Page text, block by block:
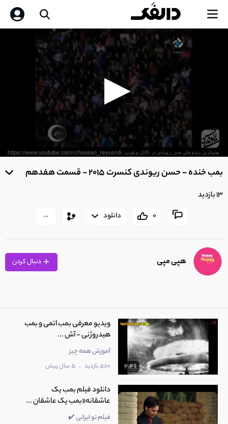
0
of بمب خنده - حسن ریوندی کنسرت 2015 - قسمت هفدهم
13 بازدید
0 دانلود
هپی مپی
4:46
ویدیو معرفی بمب اتمی و بمب
هیدروژنی - آش ...
آموزش همه چیز
580 بازدید . 5 سال پیش
دانلود فیلم بمب یک
عاشقانه«بمب یک عاشقان ...
فیلم تو ایرانی ✔️